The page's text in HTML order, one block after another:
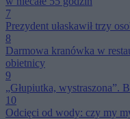
7
Prezydent ułaskawił trzy
8
Darmowa kranówka w
obietnicy
9
„Głupiutka, wystraszona”.
10
Odcięci od wody: czy my